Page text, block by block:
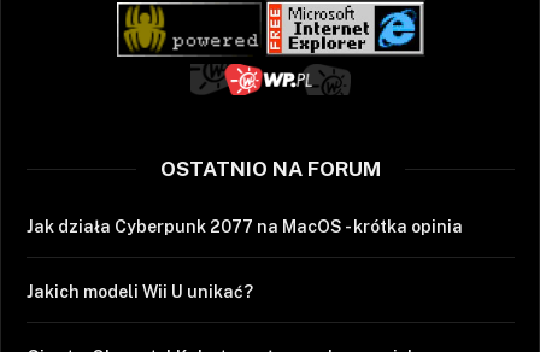
OSTATNIO NA FORUM
Jak działa Cyberpunk 2077 na MacOS - krótka opinia
Jakich modeli Wii U unikać?